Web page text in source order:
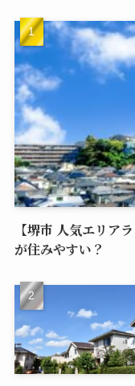
【堺市 人気エリア
が住みやすい？